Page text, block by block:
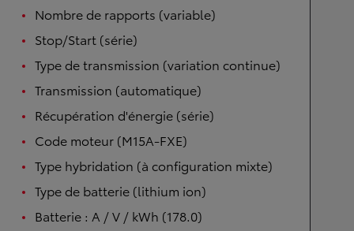
Nombre de rapports (variable)
Stop/Start (série)
Type de transmission (variation continue)
Transmission (automatique)
Récupération d'énergie (série)
Code moteur (M15A-FXE)
Type hybridation (à configuration mixte)
Type de batterie (lithium ion)
Batterie : A / V / kWh (178.0)